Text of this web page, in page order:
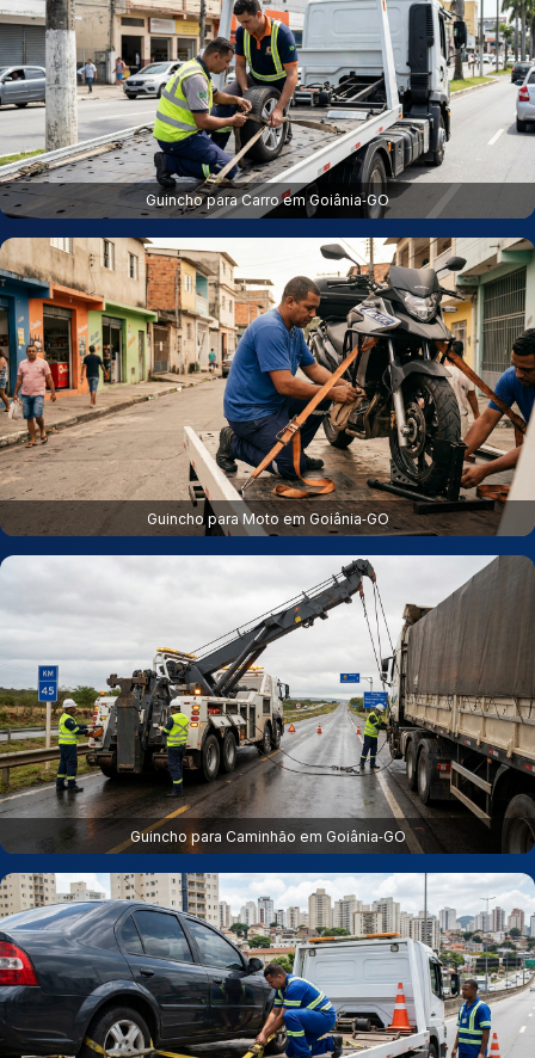
Guincho para Carro em Goiânia‑GO
Guincho para Moto em Goiânia‑GO
Guincho para Caminhão em Goiânia‑GO